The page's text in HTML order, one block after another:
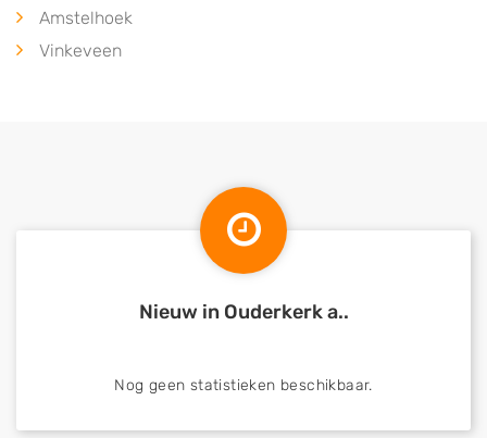
Amstelhoek
Vinkeveen
Nieuw in Ouderkerk a..
Nog geen statistieken beschikbaar.